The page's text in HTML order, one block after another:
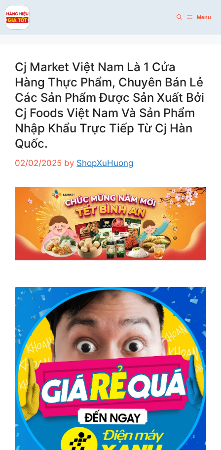
Skip
to
content
Menu
Cj Market Việt Nam Là 1 Cửa
Hàng Thực Phẩm, Chuyên Bán Lẻ
Các Sản Phẩm Được Sản Xuất Bởi
Cj Foods Việt Nam Và Sản Phẩm
Nhập Khẩu Trực Tiếp Từ Cj Hàn
Quốc.
02/02/2025 by ShopXuHuong